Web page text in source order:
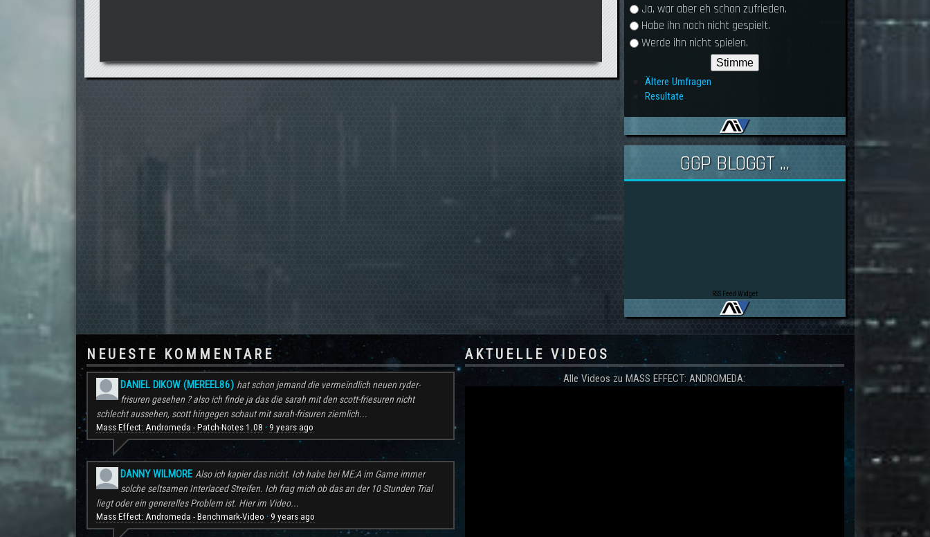
Ja, war aber eh schon zufrieden.
Habe ihn noch nicht gespielt.
Werde ihn nicht spielen.
Ältere Umfragen
Resultate
GGP BLOGGT ...
RSS Feed Widget
NEUESTE KOMMENTARE
DANIEL DIKOW (MEREEL86) hat schon jemand die vermeindlich neuen ryder-
frisuren gesehen ? also ich finde ja das die sarah mit den scott-friesuren nicht
schlecht aussehen, scott hingegen schaut mit sarah-frisuren ziemlich...
Mass Effect: Andromeda - Patch-Notes 1.08 · 9 years ago
DANNY WILMORE Also ich kapier das nicht. Ich habe bei ME:A im Game immer
solche seltsamen Interlaced Streifen. Ich frag mich ob das an der 10 Stunden Trial
liegt oder ein generelles Problem ist. Hier im Video...
Mass Effect: Andromeda - Benchmark-Video · 9 years ago
AKTUELLE VIDEOS
Alle Videos zu MASS EFFECT: ANDROMEDA: